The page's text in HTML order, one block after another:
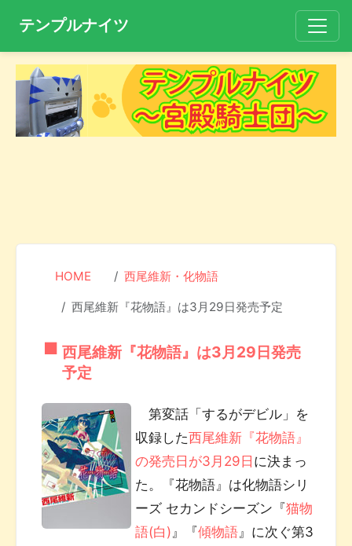
テンプルナイツ
HOME 西尾維新・化物語
西尾維新『花物語』は3月29日発売予定
西尾維新『花物語』は3月29日発売
予定
第変話「するがデビル」を
収録した西尾維新『花物語』
の発売日が3月29日 に決まっ
た。『花物語』は化物語シリ
ーズ セカンドシーズン『猫物
語(白) 』『傾物語』に次ぐ第3